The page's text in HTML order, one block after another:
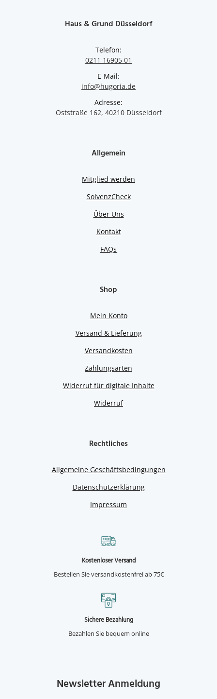
Haus & Grund Düsseldorf
Telefon:
0211 16905 01
E-Mail:
info@hugoria.de
Adresse:
Oststraße 162, 40210 Düsseldorf
Allgemein
Mitglied werden
SolvenzCheck
Über Uns
Kontakt
FAQs
Shop
Mein Konto
Versand & Lieferung
Versandkosten
Zahlungsarten
Widerruf für digitale Inhalte
Widerruf
Rechtliches
Allgemeine Geschäftsbedingungen
Datenschutzerklärung
Impressum
Kostenloser Versand
Bestellen Sie versandkostenfrei ab 75€
Sichere Bezahlung
Bezahlen Sie bequem online
Newsletter Anmeldung